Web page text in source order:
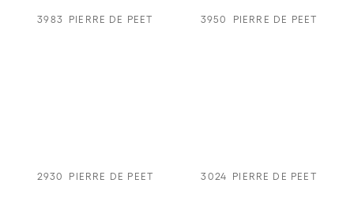
3983 PIERRE DE PEET 3950 PIERRE DE PEET
2930 PIERRE DE PEET 3024 PIERRE DE PEET